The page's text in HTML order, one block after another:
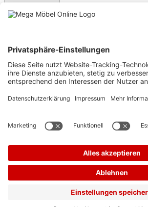
Anmelden
Text vergrößern Hochkontrastmodus
Animationen stoppen
Überschriften
Großer Cursor
Leseführung
Zurücksetzen